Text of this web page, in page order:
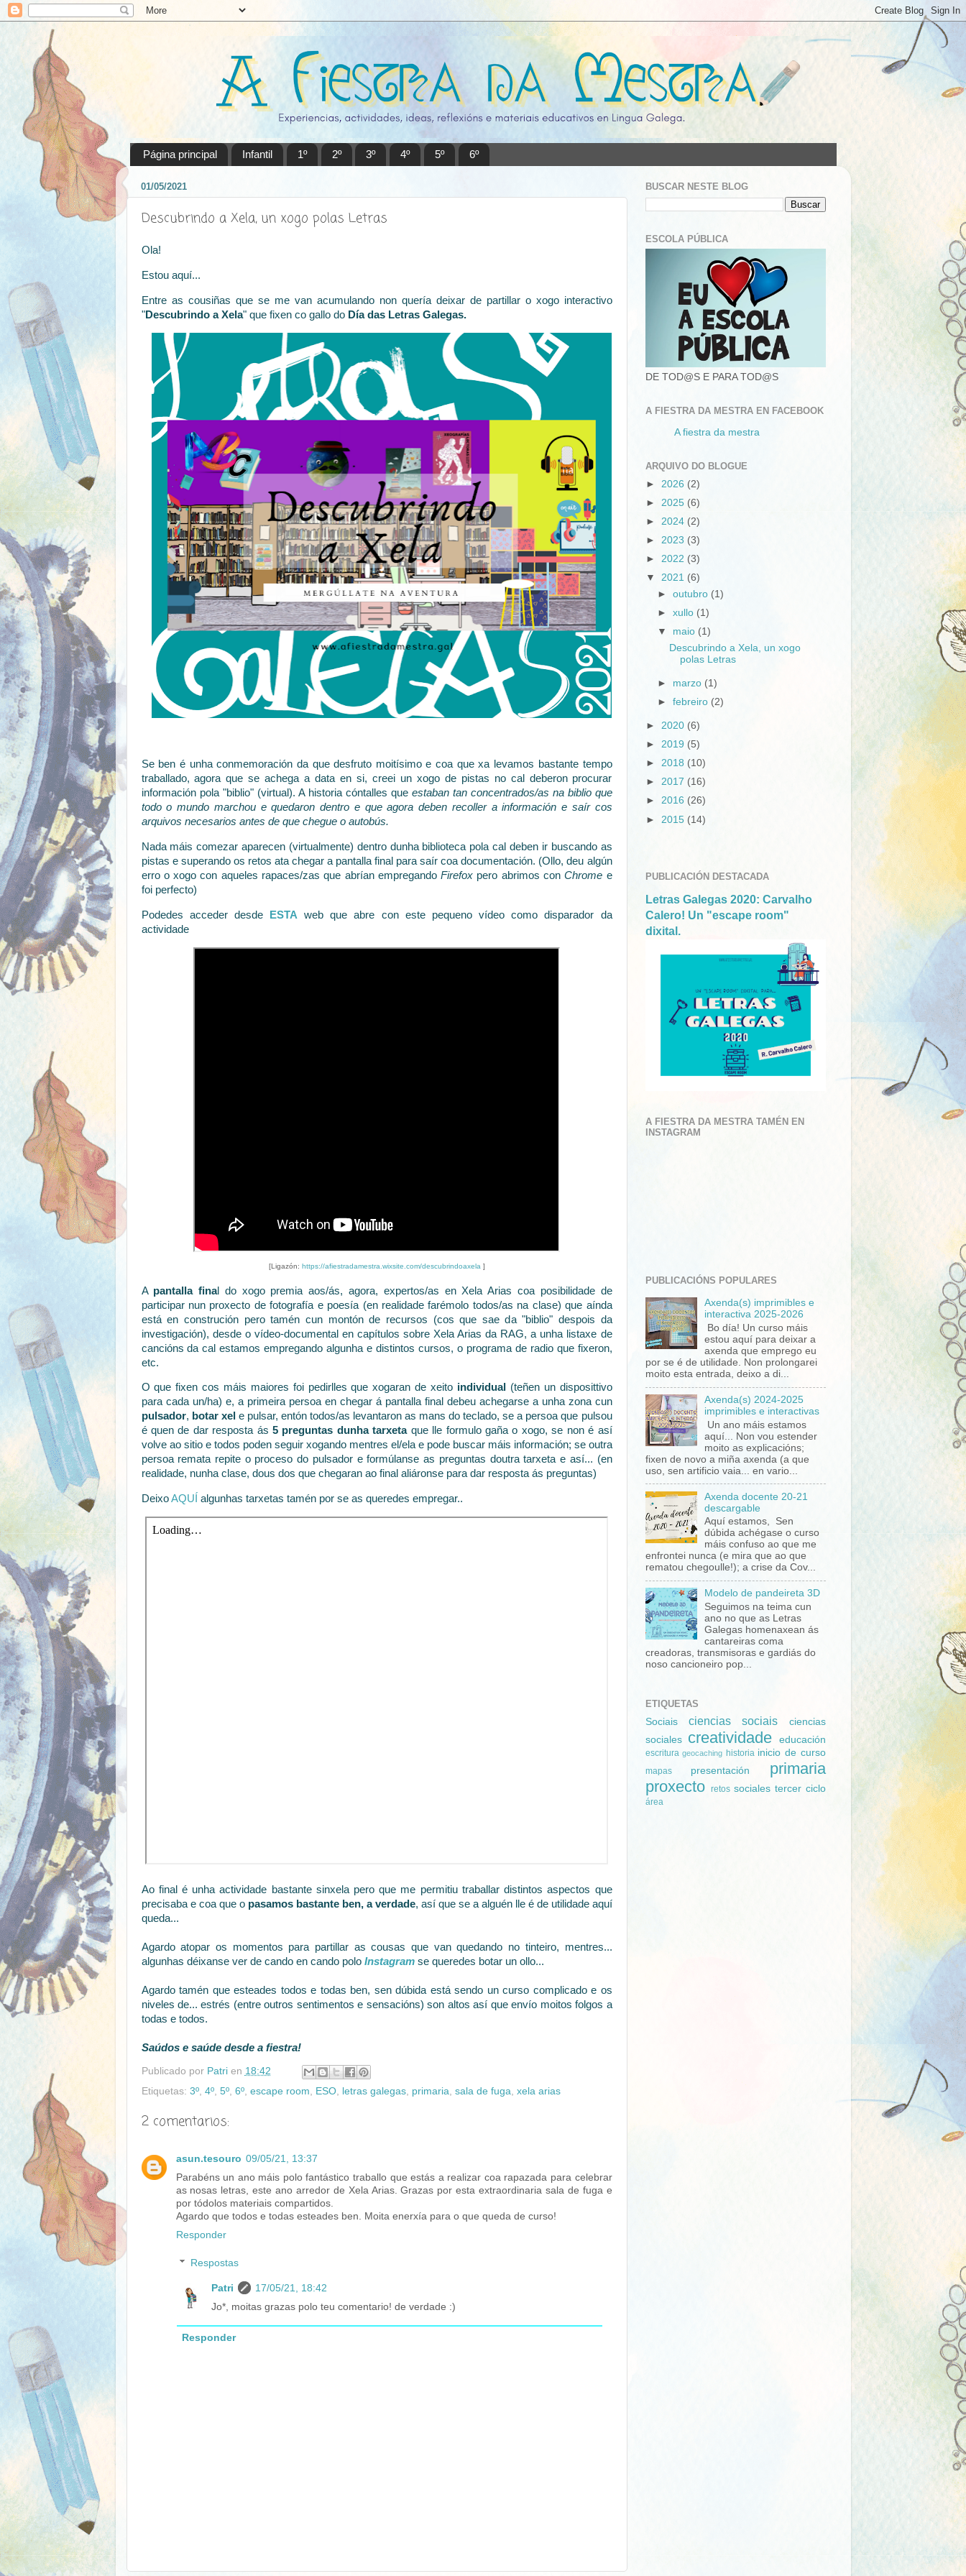
Página principal Infantil 1º 2º 3º 4º 5º 6º
01/05/2021
Descubrindo a Xela, un xogo polas Letras
Ola!
Estou aquí...
Entre as cousiñas que se me van acumulando non quería deixar de partillar o xogo interactivo
"Descubrindo a Xela" que fixen co gallo doDía das Letras Galegas.
Se ben é unha conmemoración da que desfruto moitísimo e coa que xa levamos bastante tempo
traballado, agora que se achega a data en si, creei un xogo de pistas no cal deberon procurar
información pola "biblio" (virtual). A historia cóntalles que estaban tan concentrados/as na biblio que
todo o mundo marchou e quedaron dentro e que agora deben recoller a información e saír cos
arquivos necesarios antes de que chegue o autobús.
Nada máis comezar aparecen (virtualmente) dentro dunha biblioteca pola cal deben ir buscando as
pistas e superando os retos ata chegar a pantalla final para saír coa documentación. (Ollo, deu algún
erro o xogo con aqueles rapaces/zas que abrían empregandoFirefox pero abrimos conChrome e
foi perfecto)
Podedes acceder desde ESTA web que abre con este pequeno vídeo como disparador da
actividade
[Ligazón: https://afiestradamestra.wixsite.com/descubrindoaxela ]
A pantalla final do xogo premia aos/ás, agora, expertos/as en Xela Arias coa posibilidade de
participar nun proxecto de fotografía e poesía (en realidade farémolo todos/as na clase) que aínda
está en construción pero tamén cun montón de recursos (cos que sae da "biblio" despois da
investigación), desde o vídeo-documental en capítulos sobre Xela Arias da RAG, a unha listaxe de
cancións da cal estamos empregando algunha e distintos cursos, o programa de radio que fixeron,
etc.
O que fixen cos máis maiores foi pedirlles que xogaran de xeito individual
(teñen un disposittivo
para cada un/ha) e, a primeira persoa en chegar á pantalla final debeu achegarse a unha zona cun
pulsador, botar xel e pulsar, entón todos/as levantaron as mans do teclado, se a persoa que pulsou
é quen de dar resposta ás 5 preguntas dunha tarxetaque lle formulo gaña o xogo, se non é así
volve ao sitio e todos poden seguir xogando mentres el/ela e pode buscar máis información; se outra
persoa remata repite o proceso do pulsador e formúlanse as preguntas doutra tarxeta e así... (en
realidade, nunha clase, dous dos que chegaran ao final aliáronse para dar resposta ás preguntas)
DeixoAQUÍ algunhas tarxetas tamén por se as queredes empregar..
Ao final é unha actividade bastante sinxela pero que me permitiu traballar distintos aspectos que
precisaba e coa que o pasamos bastante ben, a verdade, así que se a alguén lle é de utilidade aquí
queda...
Agardo atopar os momentos para partillar as cousas que van quedando no tinteiro, mentres...
algunhas déixanse ver de cando en cando polo Instagramse queredes botar un ollo...
Agardo tamén que esteades todos e todas ben, sen dúbida está sendo un curso complicado e os
niveles de... estrés (entre outros sentimentos e sensacións) son altos así que envío moitos folgos a
todas e todos.
Saúdos e saúde desde a fiestra!
Publicado por Patri en 18:42
Etiquetas: 3º, 4º, 5º, 6º, escape room ESO, letras galegas, primaria sala de fuga xela arias
2 comentarios:
asun.tesouro 09/05/21, 13:37
Parabéns un ano máis polo fantástico traballo que estás a realizar coa rapazada para celebrar
as nosas letras, este ano arredor de Xela Arias. Grazas por esta extraordinaria sala de fuga e
por tódolos materiais compartidos.
Agardo que todos e todas esteades ben. Moita enerxía para o que queda de curso!
Responder
Respostas
Patri
17/05/21, 18:42
Jo*, moitas grazas polo teu comentario! de verdade :)
Responder
BUSCAR NESTE BLOG
ESCOLA PÚBLICA
DE TOD@S E PARA TOD@S
A FIESTRA DA MESTRA EN FACEBOOK
A fiestra da mestra
ARQUIVO DO BLOGUE
► 2026 (2)
► 2025 (6)
► 2024 (2)
► 2023 (3)
► 2022 (3)
▼ 2021 (6)
► outubro (1)
► xullo (1)
▼ maio (1)
Descubrindo a Xela, un xogo
polas Letras
► marzo (1)
► febreiro (2)
► 2020 (6)
► 2019 (5)
► 2018 (10)
► 2017 (16)
► 2016 (26)
► 2015 (14)
PUBLICACIÓN DESTACADA
Letras Galegas 2020: Carvalho
Calero! Un "escape room"
dixital.
A FIESTRA DA MESTRA TAMÉN EN
INSTAGRAM
PUBLICACIÓNS POPULARES
Axenda(s) imprimibles e
interactiva 2025-2026
Bo día! Un curso máis
estou aquí para deixar a
axenda que emprego eu
por se é de utilidade. Non prolongarei
moito esta entrada, deixo a di...
Axenda(s) 2024-2025
imprimibles e interactivas
Un ano máis estamos
aquí... Non vou estender
moito as explicacións;
fixen de novo a miña axenda (a que
uso, sen artificio vaia... en vario...
Axenda docente 20-21
descargable
Aquí estamos, Sen
dúbida achégase o curso
máis confuso ao que me
enfrontei nunca (e mira que ao que
rematou chegoulle!); a crise da Cov...
Modelo de pandeireta 3D
Seguimos na teima cun
ano no que as Letras
Galegas homenaxean ás
cantareiras coma
creadoras, transmisoras e gardiás do
noso cancioneiro pop...
ETIQUETAS
Sociais
ciencias sociais
ciencias
sociales
creatividade educación
escritura geocaching historia inicio de curso
mapas presentación
primaria
proxecto
retos sociales tercer ciclo
área